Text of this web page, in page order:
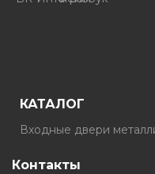
КАТАЛОГ
Входные двери
Контакты